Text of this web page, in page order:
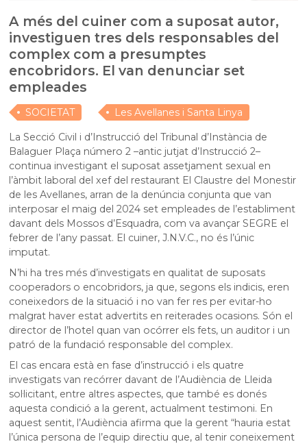
A més del cuiner com a suposat autor,
investiguen tres dels responsables del
complex com a presumptes
encobridors. El van denunciar set
empleades
SOCIETAT
Les Avellanes i Santa Linya
La Secció Civil i d’Instrucció del Tribunal d’Instància de
Balaguer Plaça número 2 –antic jutjat d’Instrucció 2–
continua investigant el suposat assetjament sexual en
l’àmbit laboral del xef del restaurant El Claustre del Monestir
de les Avellanes, arran de la denúncia conjunta que van
interposar el maig del 2024 set empleades de l’establiment
davant dels Mossos d’Esquadra, com va avançar SEGRE el
febrer de l’any passat. El cuiner, J.N.V.C., no és l’únic
imputat.
N’hi ha tres més d’investigats en qualitat de suposats
cooperadors o encobridors, ja que, segons els indicis, eren
coneixedors de la situació i no van fer res per evitar-ho
malgrat haver estat advertits en reiterades ocasions. Són el
director de l’hotel quan van ocórrer els fets, un auditor i un
patró de la fundació responsable del complex.
El cas encara està en fase d’instrucció i els quatre
investigats van recórrer davant de l’Audiència de Lleida
sol·licitant, entre altres aspectes, que també es donés
aquesta condició a la gerent, actualment testimoni. En
aquest sentit, l’Audiència afirma que la gerent “hauria estat
l’única persona de l’equip directiu que, al tenir coneixement